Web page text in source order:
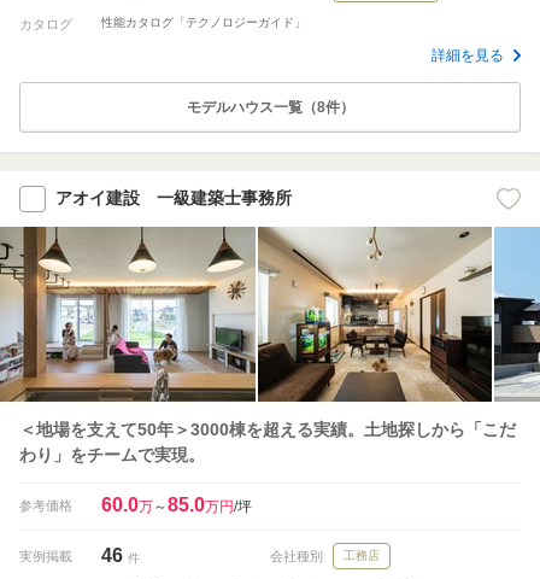
カタログ 性能カタログ「テクノロジーガイド」
詳細を見る
モデルハウス一覧（8件）
アオイ建設 一級建築士事務所
＜地場を支えて50年＞3000棟を超える実績。土地探しから「こだ
わり」をチームで実現。
参考価格 60.0万～85.0万円/坪
実例掲載 46 件 会社種別 工務店